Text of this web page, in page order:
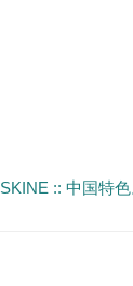
:: 中国特